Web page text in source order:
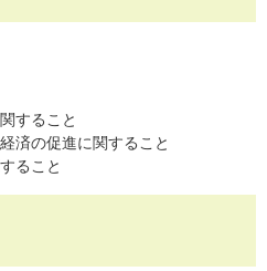
すること
済の促進に関すること
ること